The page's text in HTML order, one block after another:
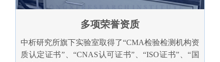
多项荣誉资质
中析研究所旗下实验室取得了“CMA检验检测机构资
质认定证书”、“CNAS认可证书”、“ISO证书”、“国